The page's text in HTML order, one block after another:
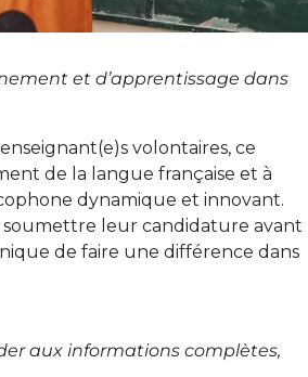
et d’apprentissage dans
volontaires, ce
de la langue française et à
dynamique et innovant.
soumettre leur candidature avant
de faire une différence dans
aux informations complètes,